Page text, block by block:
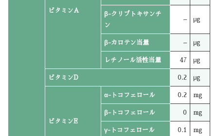
ビタミンA
β-クリプトキサンチ
ン
– μg
β-カロテン当量 – μg
レチノール活性当量 47 μg
ビタミンD 0.2 μg
ビタミンE
α-トコフェロール 0.2 mg
β-トコフェロール 0 mg
γ-トコフェロール 0.1 mg